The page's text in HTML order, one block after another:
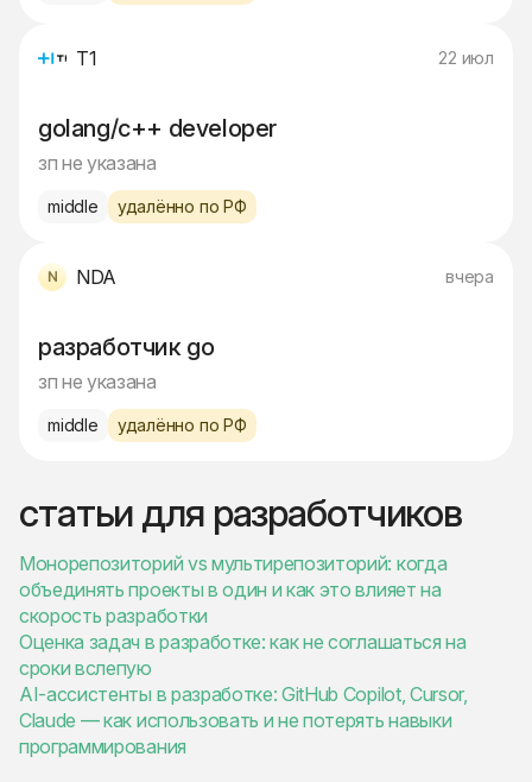
Т1 22 июл
golang/с++ developer
зп не указана
middle удалённо по РФ
NDA вчера
разработчик go
зп не указана
middle удалённо по РФ
статьи для разработчиков
Монорепозиторий vs мультирепозиторий: когда
объединять проекты в один и как это влияет на
скорость разработки
Оценка задач в разработке: как не соглашаться на
сроки вслепую
AI-ассистенты в разработке: GitHub Copilot, Cursor,
Claude — как использовать и не потерять навыки
программирования